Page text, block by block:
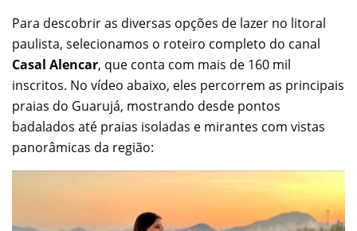
Para descobrir as diversas opções de lazer no litoral
paulista, selecionamos o roteiro completo do canal
Casal Alencar, que conta com mais de 160 mil
inscritos. No vídeo abaixo, eles percorrem as principais
praias do Guarujá, mostrando desde pontos
badalados até praias isoladas e mirantes com vistas
panorâmicas da região: